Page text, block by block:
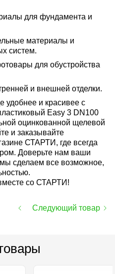
для фундамента и
материалы и
систем.
для обустройства
и внешней отделки.
и красивее с
Easy 3 DN100
оцинкованной щелевой
и заказывайте
СТАРТИ, где всегда
Доверьте нам ваши
сделаем все возможное,
со СТАРТИ!
Следующий товар